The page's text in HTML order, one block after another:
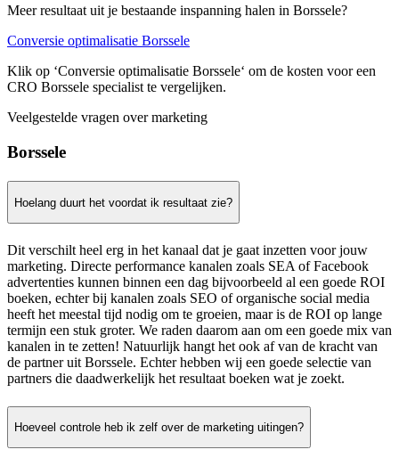
Meer resultaat uit je bestaande inspanning halen in Borssele?
Conversie optimalisatie Borssele
Klik op ‘Conversie optimalisatie Borssele‘ om de kosten voor een
CRO Borssele specialist te vergelijken.
Veelgestelde vragen over marketing
Borssele
Hoelang duurt het voordat ik resultaat zie?
Dit verschilt heel erg in het kanaal dat je gaat inzetten voor jouw
marketing. Directe performance kanalen zoals SEA of Facebook
advertenties kunnen binnen een dag bijvoorbeeld al een goede ROI
boeken, echter bij kanalen zoals SEO of organische social media
heeft het meestal tijd nodig om te groeien, maar is de ROI op lange
termijn een stuk groter. We raden daarom aan om een goede mix van
kanalen in te zetten! Natuurlijk hangt het ook af van de kracht van
de partner uit Borssele. Echter hebben wij een goede selectie van
partners die daadwerkelijk het resultaat boeken wat je zoekt.
Hoeveel controle heb ik zelf over de marketing uitingen?